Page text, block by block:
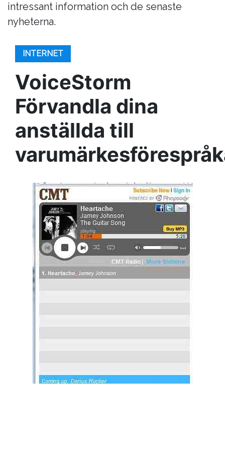
intressant information och de senaste
nyheterna.
INTERNET
VoiceStorm
Förvandla dina
anställda till